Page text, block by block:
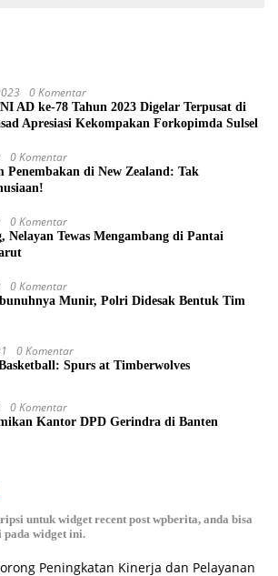
0 Komentar
AD ke-78 Tahun 2023 Digelar Terpusat di
Apresiasi Kekompakan Forkopimda Sulsel
0 Komentar
Penembakan di New Zealand: Tak
0 Komentar
Nelayan Tewas Mengambang di Pantai
0 Komentar
Munir, Polri Didesak Bentuk Tim
0 Komentar
Spurs at Timberwolves
0 Komentar
Kantor DPD Gerindra di Banten
untuk widget recent post wpberita, anda bisa
pada widget ini.